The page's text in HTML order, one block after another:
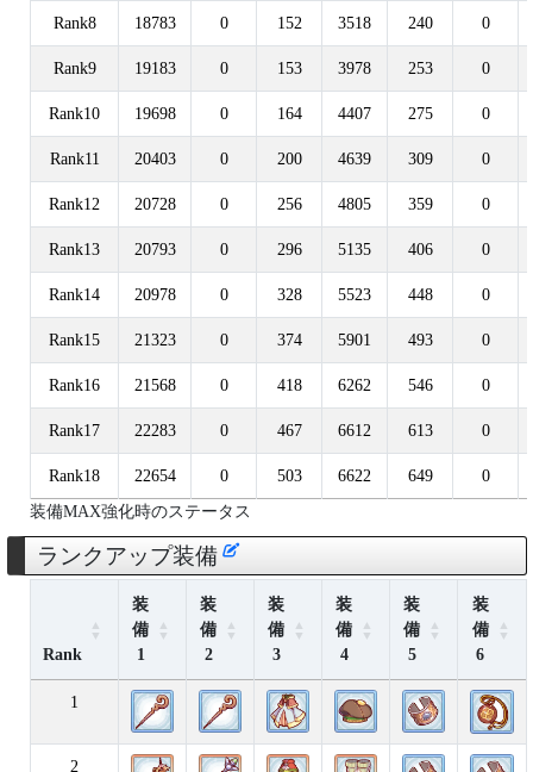
Rank8 18783 0 152 3518 240 0
Rank9 19183 0 153 3978 253 0
Rank10 19698 0 164 4407 275 0
Rank11 20403 0 200 4639 309 0
Rank12 20728 0 256 4805 359 0
Rank13 20793 0 296 5135 406 0
Rank14 20978 0 328 5523 448 0
Rank15 21323 0 374 5901 493 0
Rank16 21568 0 418 6262 546 0
Rank17 22283 0 467 6612 613 0
Rank18 22654 0 503 6622 649
0
装備MAX強化時のステータス
ランクアップ装備
Rank
装
備
1
装
備
2
装
備
3
装
備
4
装
備
5
装
備
6
1
2